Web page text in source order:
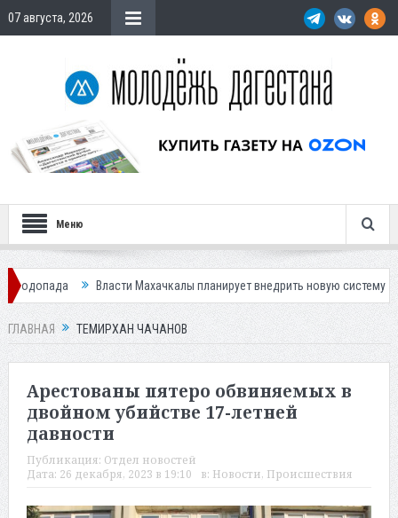
07 августа, 2026
Меню
Власти Махачкалы планирует внедрить новую систему для
ГЛАВНАЯ ТЕМИРХАН ЧАЧАНОВ
Арестованы пятеро обвиняемых в
двойном убийстве 17-летней
давности
Публикация: Отдел новостей
Дата: 26 декабря, 2023 в 19:10 в: Новости, Происшествия